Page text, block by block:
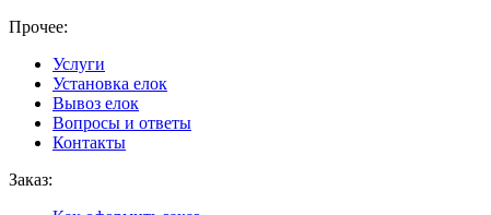
Прочее:
Услуги
Установка елок
Вывоз елок
Вопросы и ответы
Контакты
Заказ: